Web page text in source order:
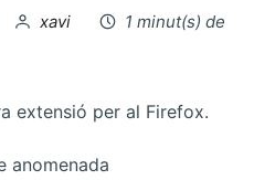
per
xavi
1 minut(s) de
extensió per al Firefox.
anomenada